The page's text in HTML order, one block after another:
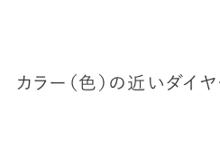
カラー（色）の近いダイ